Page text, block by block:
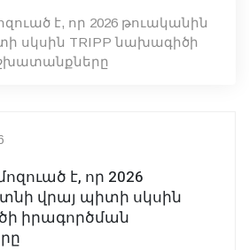
է, որ 2026 թուականին
սկսին TRIPP նախագիծի
է, որ 2026
վրայ պիտի սկսին
իրագործման